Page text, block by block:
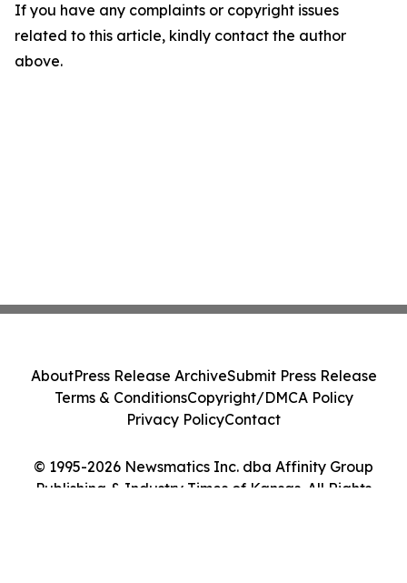
If you have any complaints or copyright issues
related to this article, kindly contact the author
above.
© 1995-2026 Newsmatics Inc. dba Affinity Group
Publishing & Industry Times of Kansas. All Rights
AboutPress Release ArchiveSubmit Press Release
Terms & ConditionsCopyright/DMCA Policy
Privacy PolicyContact